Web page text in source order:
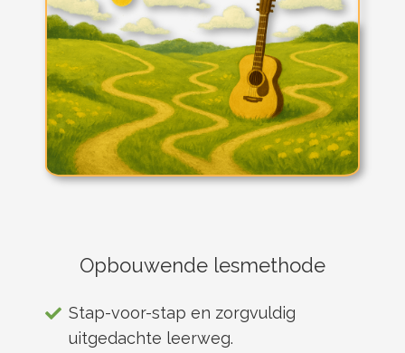
Opbouwende lesmethode
Stap-voor-stap en zorgvuldig
uitgedachte leerweg.